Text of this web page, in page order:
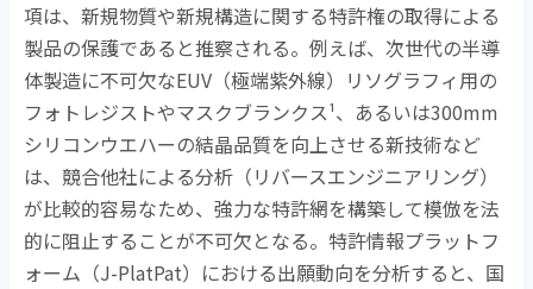
項は、新規物質や新規構造に関する特許権の取得による
製品の保護であると推察される。例えば、次世代の半導
体製造に不可欠なEUV （極端紫外線）リソグラフィ用の
フォトレジストやマスクブランクス¹、あるいは300mm
シリコンウエハーの結晶品質を向上させる新技術など
は、競合他社による分析（リバースエンジニアリング）
が比較的容易なため、強力な特許網を構築して模倣を法
的に阻止することが不可欠となる。特許情報プラットフ
ォーム（J-PlatPat）における出願動向を分析すると、国